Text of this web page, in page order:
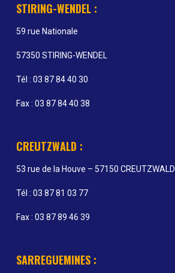
STIRING-WENDEL :
59 rue Nationale
57350 STIRING-WENDEL
Tél : 03 87 84 40 30
Fax : 03 87 84 40 38
CREUTZWALD :
53 rue de la Houve – 57150 CREUTZWALD
Tél : 03 87 81 03 77
Fax : 03 87 89 46 39
SARREGUEMINES :